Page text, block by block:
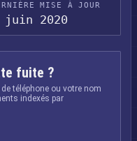
MISE À JOUR
juin 2020
fuite ?
téléphone ou votre nom
indexés par